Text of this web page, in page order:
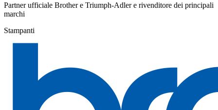
Partner ufficiale Brother e Triumph-Adler e rivenditore dei principali
marchi
Stampanti